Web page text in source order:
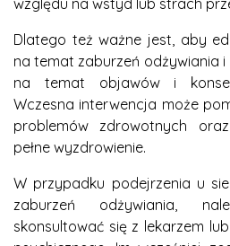
Dlatego też ważne jest, aby
na temat zaburzeń odżywiania
na temat objawów i
Wczesna interwencja może
problemów zdrowotnych
pełne wyzdrowienie.
W przypadku podejrzenia u
zaburzeń odżywiania,
skonsultować się z lekarzem